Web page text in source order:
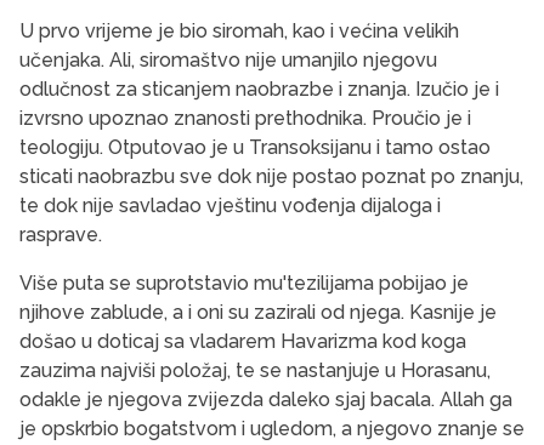
U prvo vrijeme je bio siromah, kao i većina velikih
učenjaka. Ali, siromaštvo nije umanjilo njegovu
odlučnost za sticanjem naobrazbe i znanja. Izučio je i
izvrsno upoz­nao znanosti prethodnika. Proučio je i
teologiju. Otputovao je u Transoksijanu i tamo ostao
sticati naobrazbu sve dok nije postao poznat po znanju,
te dok nije savladao vještinu vođenja dijaloga i
rasprave.
Više puta se suprotstavio mu'tezilijama pobijao je
njihove zablude, a i oni su zazirali od njega. Kasnije je
došao u doticaj sa vladarem Havarizma kod koga
zauzima najviši položaj, te se nastanjuje u Horasanu,
odakle je njegova zvijezda daleko sjaj bacala. Allah ga
je opskrbio bogatstvom i ugledom, a njegovo znanje se